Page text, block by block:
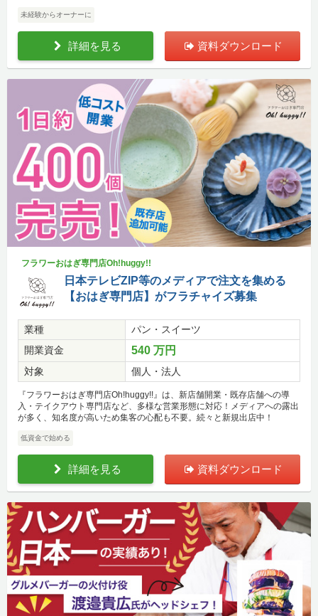
未経験からオーナーに
詳細を見る 資料ダウンロード
フラワーおはぎ専門店Oh!huggy!!
日本テレビZIP等のメディアで注文を集める
【おはぎ専門店】がフラチャイズ募集
業種
パン・スイーツ
開業資金
540 万円
対象 個人・法人
『フラワーおはぎ専門店Oh!huggy!!』は、新店舗開業・既存店舗への導
入・テイクアウト専門店など、多様な営業形態に対応！メディアへの露出
が多く、知名度が高いため集客の心配も不要。続々と新規出店中！
低資金で始める
詳細を見る 資料ダウンロード